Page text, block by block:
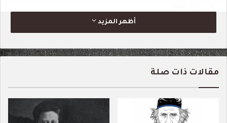
– الشاردة 1925
اعتُرف بالرواية سريعًا تحفةً فنيةً، وصنفها كثيرون أعظم رواية في القرن،
أو بعبارة أخرى في التاريخ. ما يميز هذه الرواية أيما تمييز هو أنها ليست
رواية فحسب بالمعنى السردي المباشر، بل عمل يمزج ما بين مستوى
أظهر المزيد
مقالات ذات صلة